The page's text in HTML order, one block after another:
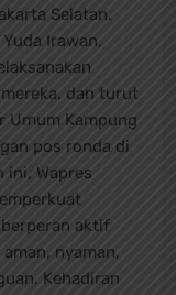
Selatan.
Irawan,
dan turut
Umum Kampung
pos ronda di
ini, Wapres
aktif
nyaman,
Kehadiran